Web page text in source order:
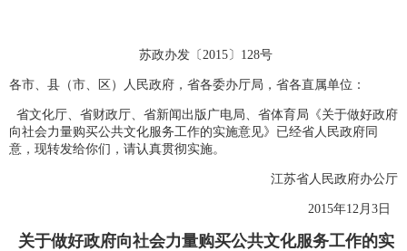
苏政办发〔2015〕128号
各市、县（市、区）人民政府，省各委办厅局，省各直属单位：
省文化厅、省财政厅、省新闻出版广电局、省体育局《关于做好政府
向社会力量购买公共文化服务工作的实施意见》已经省人民政府同
意，现转发给你们，请认真贯彻实施。
江苏省人民政府办公厅
2015年12月3日
关于做好政府向社会力量购买公共文化服务工作的实